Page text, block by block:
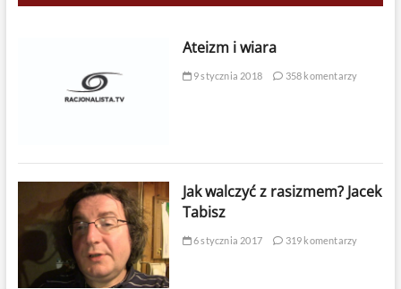
Ateizm i wiara
9 stycznia 2018 358 komentarzy
Jak walczyć z rasizmem? Jacek
Tabisz
6 stycznia 2017 319 komentarzy